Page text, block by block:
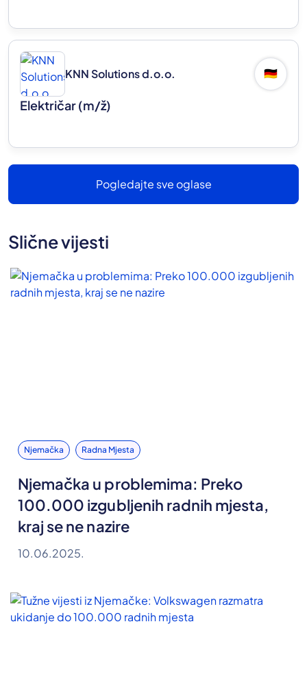
KNN Solutions d.o.o. 🇩🇪
Električar(m/ž)
Pogledajte sve oglase
Slične vijesti
Njemačka Radna Mjesta
Njemačka u problemima: Preko
100.000 izgubljenih radnih mjesta,
kraj se ne nazire
10.06.2025.